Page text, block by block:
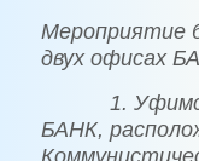
Мероприятие
двух офисах
1.
БАНК,